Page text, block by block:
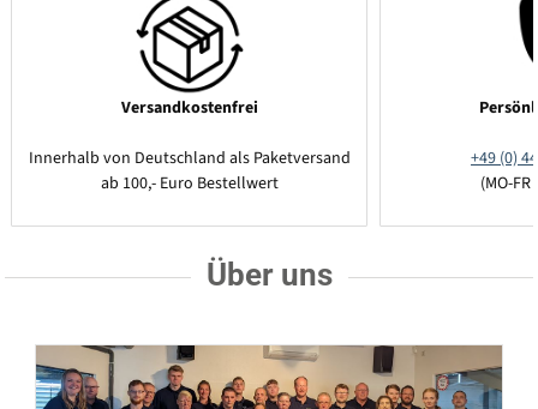
Versandkostenfrei
Innerhalb von Deutschland als Paketversand
ab 100,- Euro Bestellwert
+49 (0)
(MO-
Über uns